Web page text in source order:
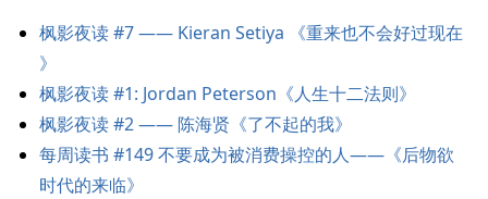
枫影夜读 #7 —— Kieran Setiya 《重来也不会好过现在
》
枫影夜读 #1: Jordan Peterson《人生十二法则》
枫影夜读 #2 —— 陈海贤《了不起的我》
每周读书 #149 不要成为被消费操控的人——《后物欲
时代的来临》